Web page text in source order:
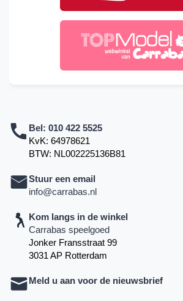
Bel: 010 422 5525
KvK: 64978621
BTW: NL002225136B81
Stuur een email
info@carrabas.nl
Kom langs in de winkel
Carrabas speelgoed
Jonker Fransstraat 99
3031 AP Rotterdam
Meld u aan voor de nieuwsbrief